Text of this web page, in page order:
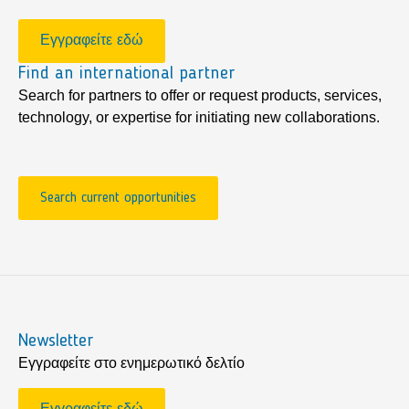
Εγγραφείτε εδώ
Find an international partner
Search for partners to offer or request products, services,
technology, or expertise for initiating new collaborations.
Search current opportunities
Newsletter
Εγγραφείτε στο ενημερωτικό δελτίο